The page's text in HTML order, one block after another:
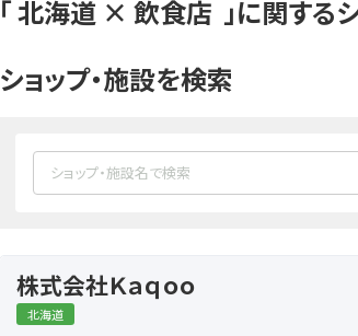
「北海道 × 飲食店 」に関する
ショップ・施設を検索
株式会社Ｋａｑｏｏ
北海道